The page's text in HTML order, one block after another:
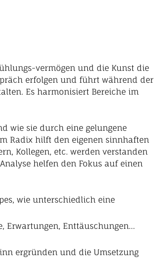
vermögen und die Kunst die
erfolgen und führt während der
Es harmonisiert Bereiche im
wie sie durch eine gelungene
Radix hilft den eigenen sinnhaften
Kollegen, etc. werden verstanden
helfen den Fokus auf einen
wie unterschiedlich eine
Erwartungen, Enttäuschungen…
ergründen und die Umsetzung